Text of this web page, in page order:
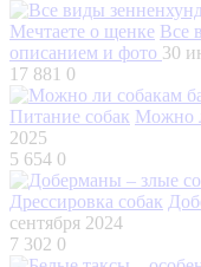
Мечтаете о щенке Все
описанием и фото 30
17 881 0
Питание собак Можно
2025
5 654 0
Дрессировка собак
сентября 2024
7 302 0